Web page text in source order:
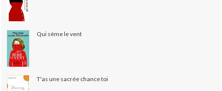
Qui sème le vent
T'as une sacrée chance toi